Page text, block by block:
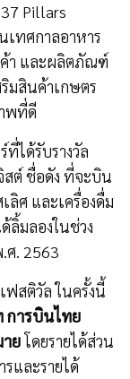
Pillars
เทศกาลอาหาร
ค้า และผลิตภัณฑ์
มสินค้าเกษตร
พที่ดี
ได้รับรางวัล
ต์ ชื่อดัง ที่จะบิน
ลิศ และเครื่องดื่ม
ลิ้มลองในช่วง
ศ. 2563
ฟสติวัล ในครั้งนี้
การบินไทย
ยโดยรายได้ส่วน
และรายได้